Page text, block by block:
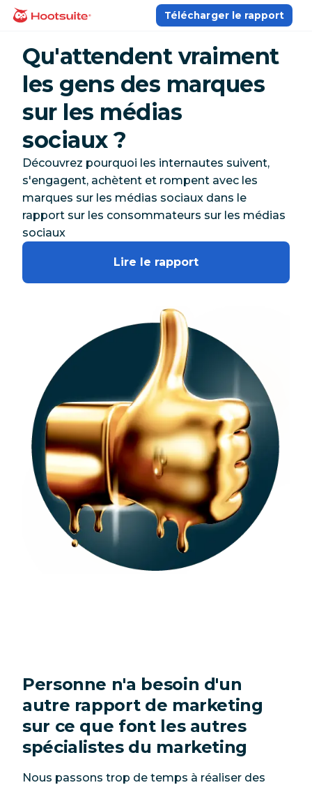
Aller
Accueil
Télécharger le rapport
Qu'attendent vraiment
les gens des marques
sur les médias
sociaux ?
Découvrez pourquoi les internautes suivent,
s'engagent, achètent et rompent avec les
marques sur les médias sociaux dans le
rapport sur les consommateurs sur les médias
sociaux
Lire le rapport
Personne n'a besoin d'un
autre rapport de marketing
sur ce que font les autres
spécialistes du marketing
Nous passons trop de temps à réaliser des